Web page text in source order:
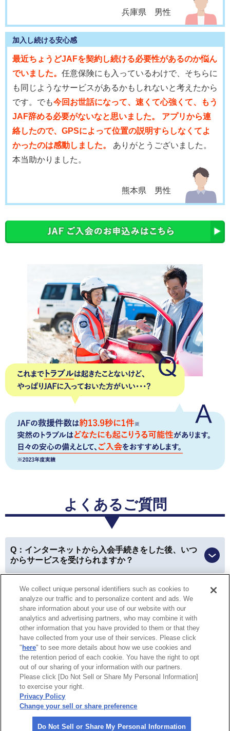
兵庫県 男性
加入し続ける安心感
最近ちょうどJAFを契約し続ける必要性があるのか悩ん
でいました。 任意保険にも入っているわけで、そちらに
も同じようなサービスがあるかもしれないと考えたから
です。でも今回お世話になって、速くて心強くて、もう
JAF辞める必要がないなと思いました。 アプリから連
絡したので、GPSによって位置の説明すらしなくてよ
かったのは感動しました。 ありがとうございました。
本当助かりました。
熊本県 男性
会員優待サービス
サービス)に、お得を感じて満足しています。
熊本県 女性
会員優待サービス
優待サービスが1割引きだとしても得した気分になりま
いろいろな優待施設があるので、毎年年会費を払っ
ていても気になりません。
愛知県 女性
会員優待サービス
JAF PLUSのお楽しみクーポンを楽しみにしています。
※JAF PLUSとは年4回お届けする会員向け情報チラシです。
会員優待サービス
優待を利用できて、本当にお得に買い物ができました！
以前はお財布やカバンの中から会員カードを探したり、
車に入れていた時には利用できなかったのが、今は
ホで会員証を見せることが出来るので、すごく便利にな
りました。
愛知県 女性
会員優待サービス
親戚と温泉へ行ったとき、割引になって皆に感謝されま
やはり割引があるのは嬉しいですね！
よくあるご質問
Q：インターネットから入会手続きをした後、いつ
からサービスを受けられますか？
Q：ロードサービスの救援現場で入会および会員扱
いでのサービスは受けられますか？
特定商取引法に基づく表示 個人情報保護方針
個人情報の取り扱いについて
Do Not Sell or Share My Personal
Information
企業情報
©2026 All rights reserved.
We collect unique personal identifiers such as cookies to
analyze our traffic and to personalize content and ads. We
share information about your use of our website with our
analytics and advertising partners, who may combine it with
other information that you have provided to them or that they
have collected from your use of their services. Please click
" here" to see more details about how we use cookies and
the retention period of each cookie. You have the right to opt
out of our sharing of your information with our partners.
Please click [Do Not Sell or Share My Personal Information]
to exercise your right.
Privacy Policy
Change your sell or share preference
Do Not Sell or Share My Personal Information